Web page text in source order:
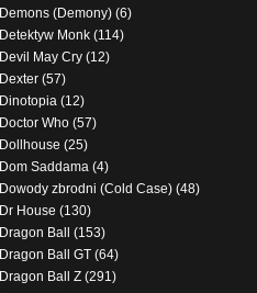
Demons (Demony) (6)
Detektyw Monk (114)
Devil May Cry (12)
Dexter (57)
Dinotopia (12)
Doctor Who (57)
Dollhouse (25)
Dom Saddama (4)
Dowody zbrodni (Cold Case) (48)
Dr House (130)
Dragon Ball (153)
Dragon Ball GT (64)
Dragon Ball Z (291)